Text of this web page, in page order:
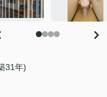
31年)